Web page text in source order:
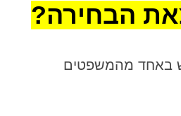
הבחירה?
באחד מהמשפטים